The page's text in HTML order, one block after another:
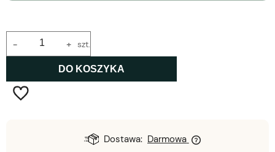
+
- szt.
DO KOSZYKA
Dostawa: Darmowa